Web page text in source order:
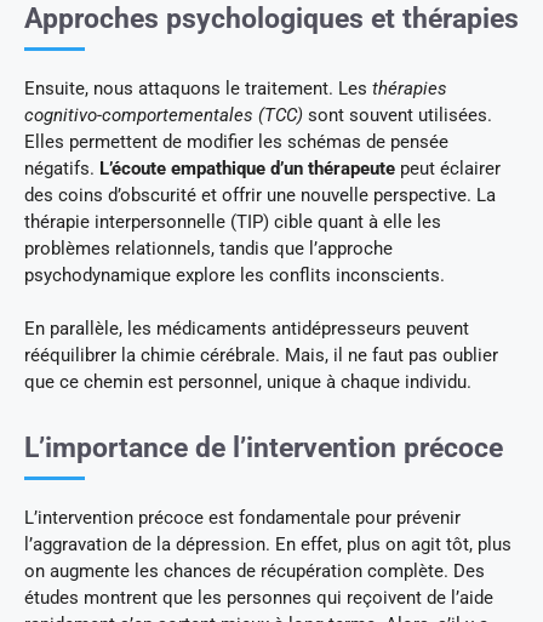
Approches psychologiques et thérapies
Ensuite, nous attaquons le traitement. Les thérapies
cognitivo-comportementales (TCC) sont souvent utilisées.
Elles permettent de modifier les schémas de pensée
négatifs. L’écoute empathique d’un thérapeute peut éclairer
des coins d’obscurité et offrir une nouvelle perspective. La
thérapie interpersonnelle (TIP) cible quant à elle les
problèmes relationnels, tandis que l’approche
psychodynamique explore les conflits inconscients.
En parallèle, les médicaments antidépresseurs peuvent
rééquilibrer la chimie cérébrale. Mais, il ne faut pas oublier
que ce chemin est personnel, unique à chaque individu.
L’importance de l’intervention précoce
L’intervention précoce est fondamentale pour prévenir
l’aggravation de la dépression. En effet, plus on agit tôt, plus
on augmente les chances de récupération complète. Des
études montrent que les personnes qui reçoivent de l’aide